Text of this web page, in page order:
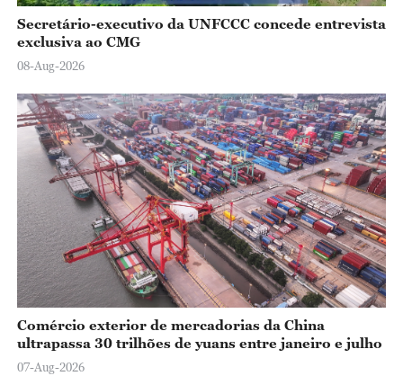
Secretário-executivo da UNFCCC concede entrevista
exclusiva ao CMG
08-Aug-2026
Comércio exterior de mercadorias da China
ultrapassa 30 trilhões de yuans entre janeiro e julho
07-Aug-2026